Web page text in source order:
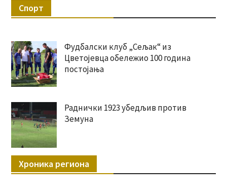
Спорт
Фудбалски клуб „Сељак“ из
Цветојевца обележио 100 година
постојања
Раднички 1923 убедљив против
Земуна
Хроника региона